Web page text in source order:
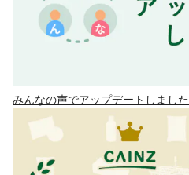
みんなの声でアップデートしました